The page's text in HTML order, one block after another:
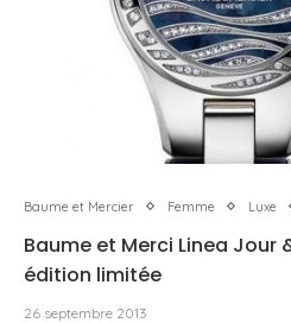
Baume et Mercier Femme Luxe
Baume et Merci Linea Jour
édition limitée
26 septembre 2013